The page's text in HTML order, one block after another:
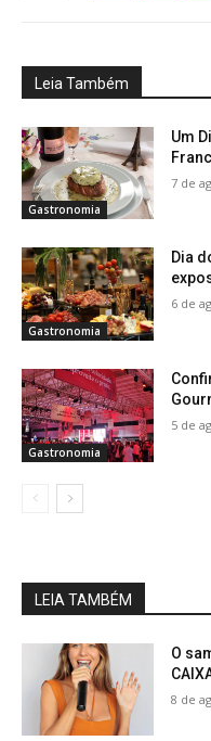
Leia Também
Gastronomia
Um
7 de
Gastronomia
Dia
6 de
Gastronomia
5 de
LEIA TAMBÉM
O
8 de